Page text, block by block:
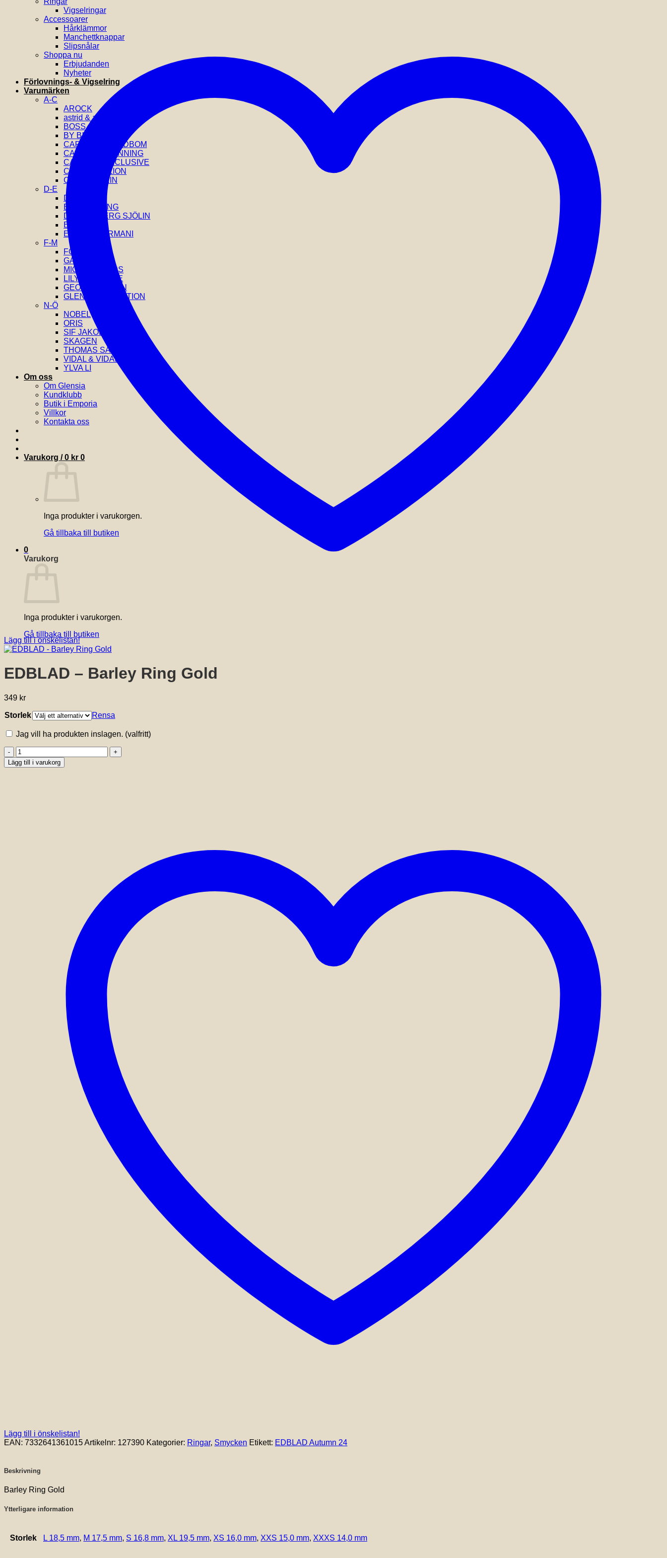
Vigselringar
Accessoarer
Hårklämmor
Manchettknappar
Slipsnålar
Shoppa nu
Erbjudanden
Nyheter
Förlovnings- & Vigselring
Varumärken
A-C
AROCK
astrid & agnes
BOSS
BY BILLGREN
CAROLINE SVEDBOM
CAROLINA GYNNING
CATWALK EXCLUSIVE
COEUR DE LION
CALVIN KLEIN
D-E
DIESEL
EFVA ATTLING
DRAKENBERG SJÖLIN
EDBLAD
EMPORIO ARMANI
F-M
FOSSIL
GANT
MICHAEL KORS
LILY AND ROSE
GEORG JENSEN
GLENSIA SELECTION
N-Ö
NOBEL
ORIS
SIF JAKOBS
SKAGEN
THOMAS SABO
VIDAL & VIDAL
YLVA LI
Om oss
Om Glensia
Kundklubb
Butik i Emporia
Villkor
Kontakta oss
Varukorg /0 kr 0
Inga produkter i varukorgen.
Gå tillbaka till butiken
0
Varukorg
Inga produkter i varukorgen.
Gå tillbaka till butiken
Lägg till i önskelistan!
EDBLAD – Barley Ring Gold
349 kr
Storlek Rensa
Jag vill ha produkten inslagen. (valfritt)
EDBLAD
-
Barley
Lägg till i varukorg
Lägg till i önskelistan!
EAN: 7332641361015Artikelnr: 127390 Kategorier: Ringar, Smycken Etikett: EDBLAD Autumn 24
Beskrivning
Barley Ring Gold
Ytterligare information
Storlek L 18,5 mm, M 17,5 mm, S 16,8 mm, XL 19,5 mm, XS 16,0 mm, XXS 15,0 mm, XXXS 14,0 mm